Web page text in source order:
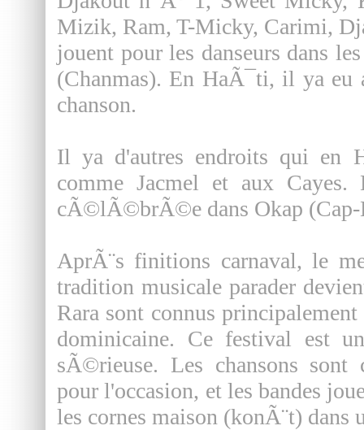
Mizik, Ram, T-Micky, Carimi,
jouent pour les danseurs dans
(Chanmas). En HaÃ¯ti, il ya eu
chanson.
Il ya d'autres endroits qui en
comme Jacmel et aux
cÃ©lÃ©brÃ©e dans Okap
AprÃ¨s finitions carnaval, le
tradition musicale parader
Rara sont connus
dominicaine. Ce festival est
sÃ©rieuse. Les chansons sont
pour l'occasion, et les bandes
les cornes maison (konÃ¨t) dans